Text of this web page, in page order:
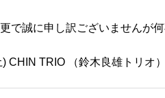
で誠に申し訳ございませんが
) CHIN TRIO （鈴木良雄トリオ